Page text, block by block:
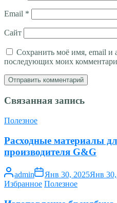
Email *
Сайт
Сохранить моё имя, email и
последующих моих
Связанная запись
Полезное
Расходные материалы
производителя G&G
admin Янв 30, 2025Янв
Избранное Полезное